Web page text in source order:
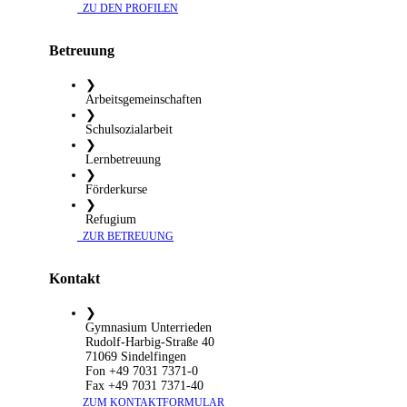
​ ZU DEN PROFILEN
Betreuung
❯
Arbeitsgemeinschaften
❯
Schulsozialarbeit
❯
Lernbetreuung
❯
Förderkurse
❯
Refugium
​ ZUR BETREUUNG
Kontakt
❯
Gymnasium Unterrieden
Rudolf-Harbig-Straße 40
71069 Sindelfingen
Fon +49 7031 7371-0
Fax +49 7031 7371-40
​ ZUM KONTAKTFORMULAR